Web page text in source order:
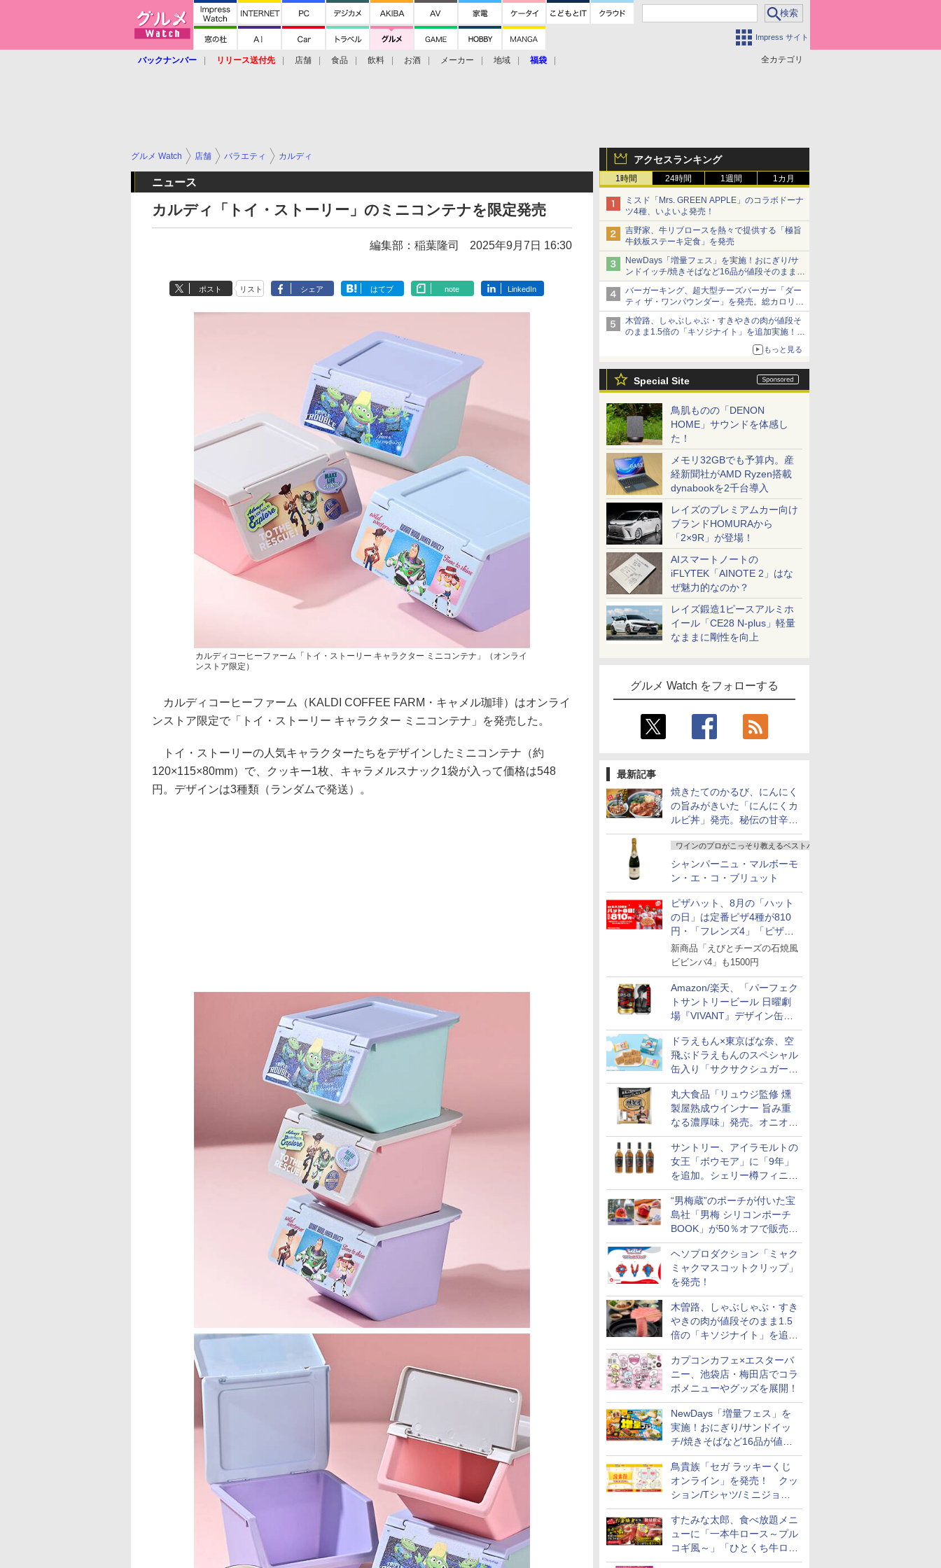
Impress サイト
全カテゴリ
バックナンバー リリース送付先 店舗 食品 飲料 お酒 メーカー 地域 福袋
アクセスランキング
1時間 24時間 1週間 1カ月
ミスド「Mrs. GREEN APPLE」のコラボドーナ
ツ4種、いよいよ発売！
吉野家、牛リブロースを熱々で提供する「極旨
牛鉄板ステーキ定食」を発売
NewDays「増量フェス」を実施！おにぎり/サ
ンドイッチ/焼きそばなど16品が値段そのままで
ボリュームアップ
バーガーキング、超大型チーズバーガー「ダー
ティ ザ・ワンパウンダー」を発売。総カロリー
約1656kcal、総重量約527g！
木曽路、しゃぶしゃぶ・すきやきの肉が値段そ
のまま1.5倍の「キソジナイト」を追加実施！
もっと見る
Special Site
鳥肌ものの「DENON
HOME」サウンドを体感し
た！
メモリ32GBでも予算内。産
経新聞社がAMD Ryzen搭載
dynabookを2千台導入
レイズのプレミアムカー向け
ブランドHOMURAから
「2×9R」が登場！
AIスマートノートの
iFLYTEK「AINOTE 2」はな
ぜ魅力的なのか？
レイズ鍛造1ピースアルミホ
イール「CE28 N-plus」軽量
なままに剛性を向上
グルメ Watch をフォローする
最新記事
焼きたてのかるび、にんにく
の旨みがきいた「にんにくカ
ルビ丼」発売。秘伝の甘辛だ
れを絡めた「豚カルビ丼」も
復活
ワインのプロがこっそり教えるベストバイ
シャンパーニュ・マルボーモ
ン・エ・コ・ブリュット
ピザハット、8月の「ハット
の日」は定番ピザ4種が810
円・「フレンズ4」「ピザハ
ット・ベスト4」値下げ
新商品「えびとチーズの石焼風
ビビンバ4」も1500円
Amazon/楽天、「パーフェク
トサントリービール 日曜劇
場『VIVANT』デザイン缶」
販売開始
ドラえもん×東京ばな奈、空
飛ぶドラえもんのスペシャル
缶入り「サクサクシュガーバ
ター」を発売
丸大食品「リュウジ監修 燻
製屋熟成ウインナー 旨み重
なる濃厚味」発売。オニオン
やガーリックの食べ応え
サントリー、アイラモルトの
女王「ボウモア」に「9年」
を追加。シェリー樽フィニッ
シュの12/15/18年も通年販売
に
“男梅蔵”のポーチが付いた宝
島社「男梅 シリコンポーチ
BOOK」が50％オフで販売
中！
ヘソプロダクション「ミャク
ミャクマスコットクリップ」
を発売！
木曽路、しゃぶしゃぶ・すき
やきの肉が値段そのまま1.5
倍の「キソジナイト」を追加
実施！水・日曜夜限定
カプコンカフェ×エスターバ
ニー、池袋店・梅田店でコラ
ボメニューやグッズを展開！
NewDays「増量フェス」を
実施！おにぎり/サンドイッ
チ/焼きそばなど16品が値段
そのままでボリュームアップ
鳥貴族「セガ ラッキーくじ
オンライン」を発売！ クッ
ション/Tシャツ/ミニジョッ
キ/ステッカーなど全7賞
すたみな太郎、食べ放題メニ
ューに「一本牛ロース～プル
コギ風～」「ひとくち牛ロー
スステーキ」をお盆限定で追
グルメ Watch 店舗 バラエティ カルディ
ニュース
カルディ「トイ・ストーリー」のミニコンテナを限定発売
編集部：稲葉隆司 2025年9月7日 16:30
ポスト リスト シェア はてブ note LinkedIn
カルディコーヒーファーム「トイ・ストーリー キャラクター ミニコンテナ」（オンライ
ンストア限定）
カルディコーヒーファーム（KALDI COFFEE FARM・キャメル珈琲）はオンライ
ンストア限定で「トイ・ストーリー キャラクター ミニコンテナ」を発売した。
トイ・ストーリーの人気キャラクターたちをデザインしたミニコンテナ（約
120×115×80mm）で、クッキー1枚、キャラメルスナック1袋が入って価格は548
円。デザインは3種類（ランダムで発送）。